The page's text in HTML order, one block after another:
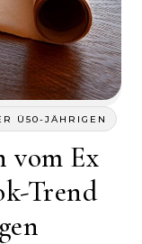
Ü50-JÄHRIGEN
vom Ex
Trend